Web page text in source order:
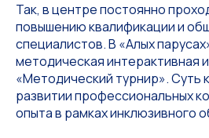
Так, в центре постоянно
повышению квалификации и
специалистов. В «Алых
методическая интерактивная
«Методический турнир». Суть
развитии профессиональных
опыта в рамках инклюзивного